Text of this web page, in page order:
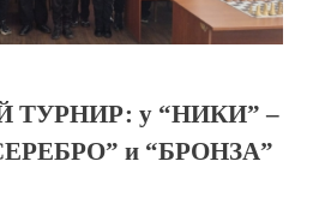
у “НИКИ” –
и “БРОНЗА”